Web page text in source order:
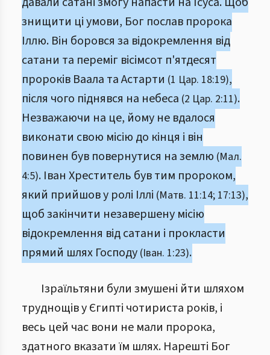
знищити ці умови, Бог послав пророка
Іллю. Він боровся за відокремлення від
сатани та переміг вісімсот п'ятдесят
пророків Ваала та Астарти (1 Цар. 18:19),
після чого піднявся на небеса (2 Цар. 2:11).
Незважаючи на це, йому не вдалося
виконати свою місію до кінця і він
повинен був повернутися на землю (Мал.
4:5). Іван Хреститель був тим пророком,
який прийшов у ролі Іллі (Матв. 11:14; 17:13),
щоб закінчити незавершену місію
відокремлення від сатани і прокласти
прямий шлях Господу (Іван. 1:23).
Ізраїльтяни були змушені йти шляхом
труднощів у Єгипті чотириста років, і
весь цей час вони не мали пророка,
здатного вказати їм шлях. Нарешті Бог